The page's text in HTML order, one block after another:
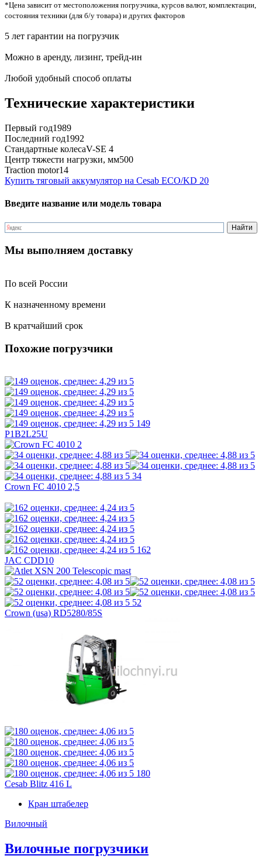
*Цена зависит от местоположения погрузчика, курсов валют, комплектации,
состояния техники (для б/у товара) и других факторов
5 лет гарантии на погрузчик
Можно в аренду, лизинг, трейд-ин
Любой удобный способ оплаты
Технические характеристики
Первый год1989
Последний год1992
Стандартные колесаV-SE 4
Центр тяжести нагрузки, мм500
Traction motor14
Купить тяговый аккумулятор на Cesab ECO/KD 20
Введите название или модель товара
Мы выполняем доставку
По всей России
К назначенному времени
В кратчайший срок
Похожие погрузчики
149
Р1B2L25U
34
Crown FC 4010 2,5
162
JAC CDD10
52
Crown (usa) RD5280/85S
180
Cesab Blitz 416 L
Кран штабелер
Вилочный
Вилочные погрузчики